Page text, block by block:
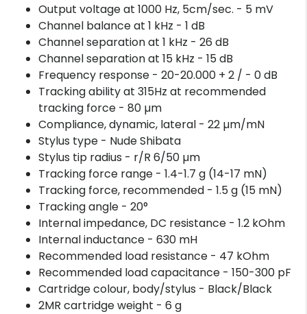
Output voltage at 1000 Hz, 5cm/sec. - 5 mV
Channel balance at 1 kHz - 1 dB
Channel separation at 1 kHz - 26 dB
Channel separation at 15 kHz - 15 dB
Frequency response - 20-20.000 + 2 / - 0 dB
Tracking ability at 315Hz at recommended
tracking force - 80 µm
Compliance, dynamic, lateral - 22 µm/mN
Stylus type - Nude Shibata
Stylus tip radius - r/R 6/50 µm
Tracking force range - 1.4-1.7 g (14-17 mN)
Tracking force, recommended - 1.5 g (15 mN)
Tracking angle - 20°
Internal impedance, DC resistance - 1.2 kOhm
Internal inductance - 630 mH
Recommended load resistance - 47 kOhm
Recommended load capacitance - 150-300 pF
Cartridge colour, body/stylus - Black/Black
2MR cartridge weight - 6 g